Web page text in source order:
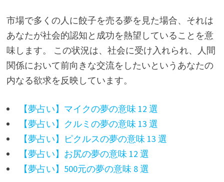
市場で多くの人に餃子を売る夢を見た場合、それは
あなたが社会的認知と成功を熱望していることを意
味します。 この状況は、社会に受け入れられ、人間
関係において前向きな交流をしたいというあなたの
内なる欲求を反映しています。
【夢占い】マイクの夢の意味 12 選
【夢占い】クルミの夢の意味 13 選
【夢占い】ピクルスの夢の意味 13 選
【夢占い】お尻の夢の意味 12 選
【夢占い】500元の夢の意味 8 選